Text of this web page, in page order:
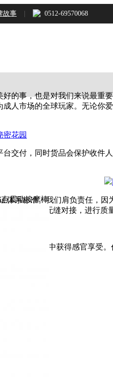
故事 | 0512-69570068
的事，也是对我们来说最重
成人市场的全球玩家。无论你
密花园
台交付，同时货品会保护收件
体系标准。我们肩负责任，
部测试机构无缝对接，进行
用品领域经验中获得感官享受
震动按摩棒